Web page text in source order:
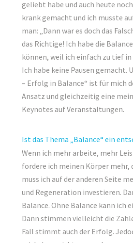
geliebt habe und auch heute
krank gemacht und ich musste
man: „Dann war es doch das
das Richtige! Ich habe die
können, weil ich einfach zu tief in
Ich habe keine Pausen gemacht.
– Erfolg in Balance“ ist für mich
Ansatz und gleichzeitig eine
Keynotes auf Veranstaltungen.
Ist das Thema „Balance“ ein
Wenn ich mehr arbeite, mehr
fordere ich meinen Körper mehr,
muss ich auf der anderen Seite
und Regeneration investieren.
Balance. Ohne Balance kann ich
Dann stimmen vielleicht die
Fall stimmt auch der Erfolg.